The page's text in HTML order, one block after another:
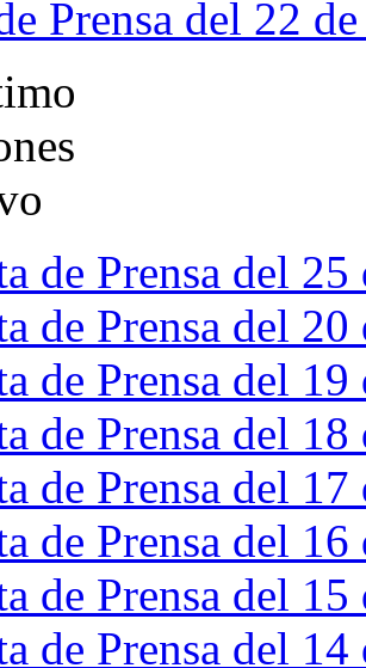
Prensa del 22
de Prensa del
de Prensa del
de Prensa del
de Prensa del
de Prensa del
de Prensa del
de Prensa del
de Prensa del